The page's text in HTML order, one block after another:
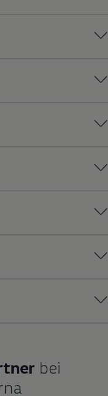
bei